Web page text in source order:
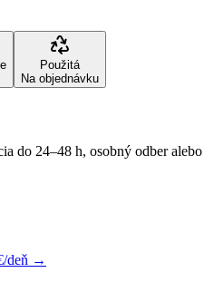
Použitá
Na objednávku
do 24–48 h, osobný odber alebo
deň →